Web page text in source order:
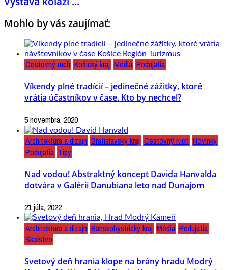
Mohlo by vás zaujímať:
Cestovný ruch Košický kraj Médiá Podujatia
Víkendy plné tradícií – jedinečné zážitky, ktoré
vrátia účastníkov v čase. Kto by nechcel?
5 novembra, 2020
Architektúra a dizajn Bratislavský kraj Cestovný ruch Novinky
Podujatia Tipy
Nad vodou! Abstraktný koncept Davida Hanvalda
dotvára v Galérii Danubiana leto nad Dunajom
21 júla, 2022
Architektúra a dizajn Banskobystrický kraj Médiá Podujatia
Školstvo
Svetový deň hrania klope na brány hradu Modrý